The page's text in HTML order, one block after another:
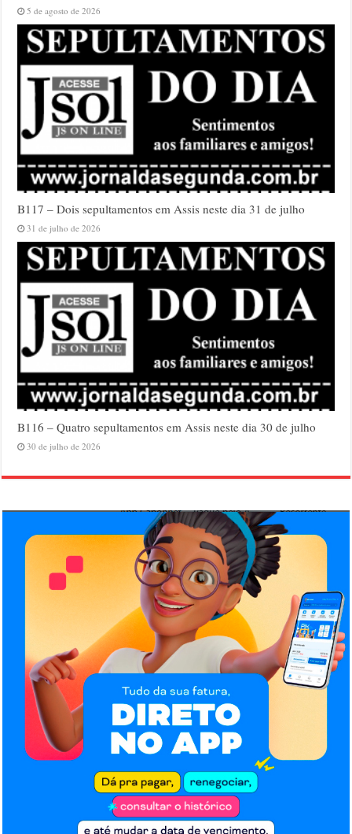
5 de agosto de 2026
B117 – Dois sepultamentos em Assis neste dia 31 de julho
31 de julho de 2026
B116 – Quatro sepultamentos em Assis neste dia 30 de julho
30 de julho de 2026